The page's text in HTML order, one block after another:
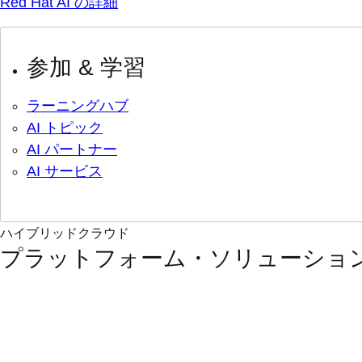
参加 & 学習
ラーニングハブ
AI トピック
AI パートナー
AI サービス
ハイブリッドクラウド
プラットフォーム・ソリューショ